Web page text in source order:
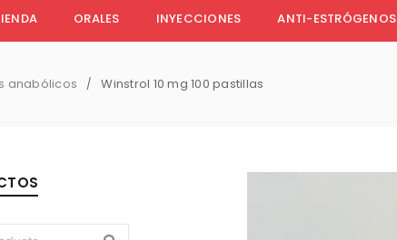
ORALES INYECCIONES ANTI-ESTRÓGENOS
anabólicos / Winstrol 10 mg 100 pastillas